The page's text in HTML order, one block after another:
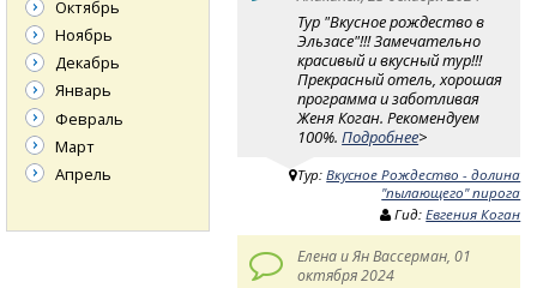
Тур "Вкусное рождество в
Эльзасе"!!! Замечательно
красивый и вкусный тур!!!
Прекрасный отель, хорошая
программа и заботливая
Женя Коган. Рекомендуем
100%.Подробнее>
Тур:Вкусное Рождество - долина
"пылающего" пирога
Гид:Евгения Коган
Елена и Ян Вассерман, 01
октября 2024
Октябрь
Ноябрь
Декабрь
Январь
Февраль
Март
Апрель